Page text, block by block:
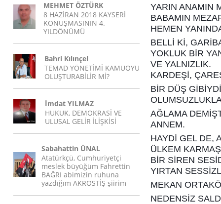
MEHMET ÖZTÜRK
8 HAZİRAN 2018 KAYSERİ
KONUŞMASININ 4.
YILDÖNÜMÜ
Bahri Kılınçel
TEMAD YÖNETİMİ KAMUOYU
OLUŞTURABİLİR Mİ?
İmdat YILMAZ
HUKUK, DEMOKRASİ VE
ULUSAL GELİR İLİŞKİSİ
Sabahattin ÜNAL
Atatürkçü, Cumhuriyetçi
meslek büyüğüm Fahrettin
BAĞRI abimizin ruhuna
yazdığım AKROSTİŞ şiirim
YARIN ANAMIN
BABAMIN
HEMEN
BELLİ Kİ,
YOKLUK BİR
VE YALNIZLIK.
KARDEŞİ,
BİR DÜŞ
AĞLAMA
ANNEM.
HAYDİ GEL DE,
ÜLKEM
BİR SİREN
YIRTAN
MEKAN
NEDENSİZ